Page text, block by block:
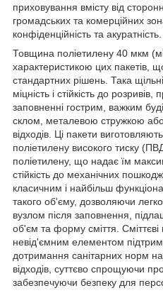
приховування вмісту від
громадських та комерційних
конфіденційність та акуратність.
Товщина поліетилену 40 мкм
характеристикою цих пакетів,
стандартних рішень. Така
міцність і стійкість до розривів,
заповненні гострим, важким
склом, металевою стружкою
відходів. Ці пакети
поліетилену високого тиску
поліетилену, що надає їм
стійкість до механічних
класичним і найбільш
такого об'єму, дозволяючи
вузлом після заповнення,
об'єм та форму сміття. Сміттєві
невід'ємним елементом
дотримання санітарних норм
відходів, суттєво спрощуючи
забезпечуючи безпеку для